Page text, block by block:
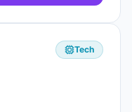
Tech